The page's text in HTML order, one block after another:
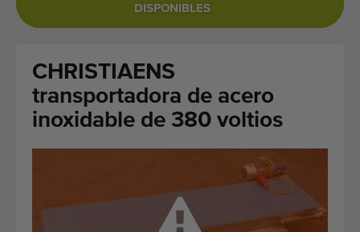
Maquinas
Sobre nosotros
FAQ
DISPONIBLES
CHRISTIAENS
transportadora de acero
inoxidable de 380 voltios